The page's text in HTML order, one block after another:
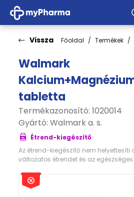
Vissza Főoldal Termékek
Walmark
tabletta
Termékazonosító: 1020014
Gyártó: Walmark a. s.
Étrend-kiegészítő
Az étrend-kiegészítő nem helyettesíti
változatos étrendet és az